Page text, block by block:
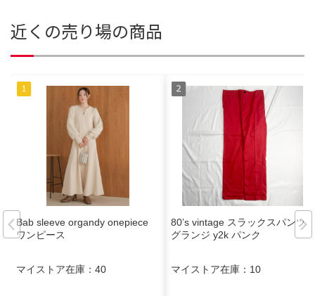
近くの売り場の商品
Bab sleeve organdy onepiece
ワンピース
マイストア在庫： 40
80’s vintage スラックスパンツ
グランジ y2k パンク
マイストア在庫： 10